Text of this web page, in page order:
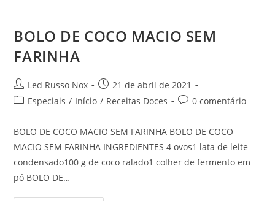
BOLO DE COCO MACIO SEM
FARINHA
Led Russo Nox
21 de abril de 2021
Especiais / Início / Receitas Doces 0 comentário
BOLO DE COCO MACIO SEM FARINHA BOLO DE COCO
MACIO SEM FARINHA INGREDIENTES 4 ovos1 lata de leite
condensado100 g de coco ralado1 colher de fermento em
pó BOLO DE…